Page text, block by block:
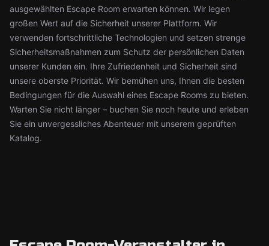
ausgewählten Escape Room erwarten können. Wir legen
großen Wert auf die Sicherheit unserer Plattform. Wir
verwenden fortschrittliche Technologien und setzen strenge
Sicherheitsmaßnahmen zum Schutz der persönlichen Daten
unserer Kunden ein. Ihre Zufriedenheit und Sicherheit sind
unsere oberste Priorität. Wir bemühen uns, Ihnen die besten
Bedingungen für die Auswahl eines Escape Rooms zu bieten.
Warten Sie nicht länger – buchen Sie noch heute und erleben
Sie ein unvergessliches Abenteuer mit unserem geprüften
Katalog.